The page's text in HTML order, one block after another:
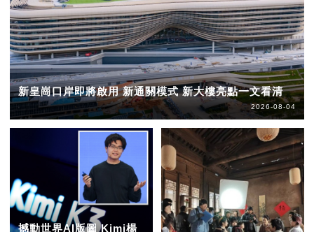
新皇崗口岸即將啟用 新通關模式 新大樓亮點一文看清
2026-08-04
撼動世界AI版圖 Kimi楊